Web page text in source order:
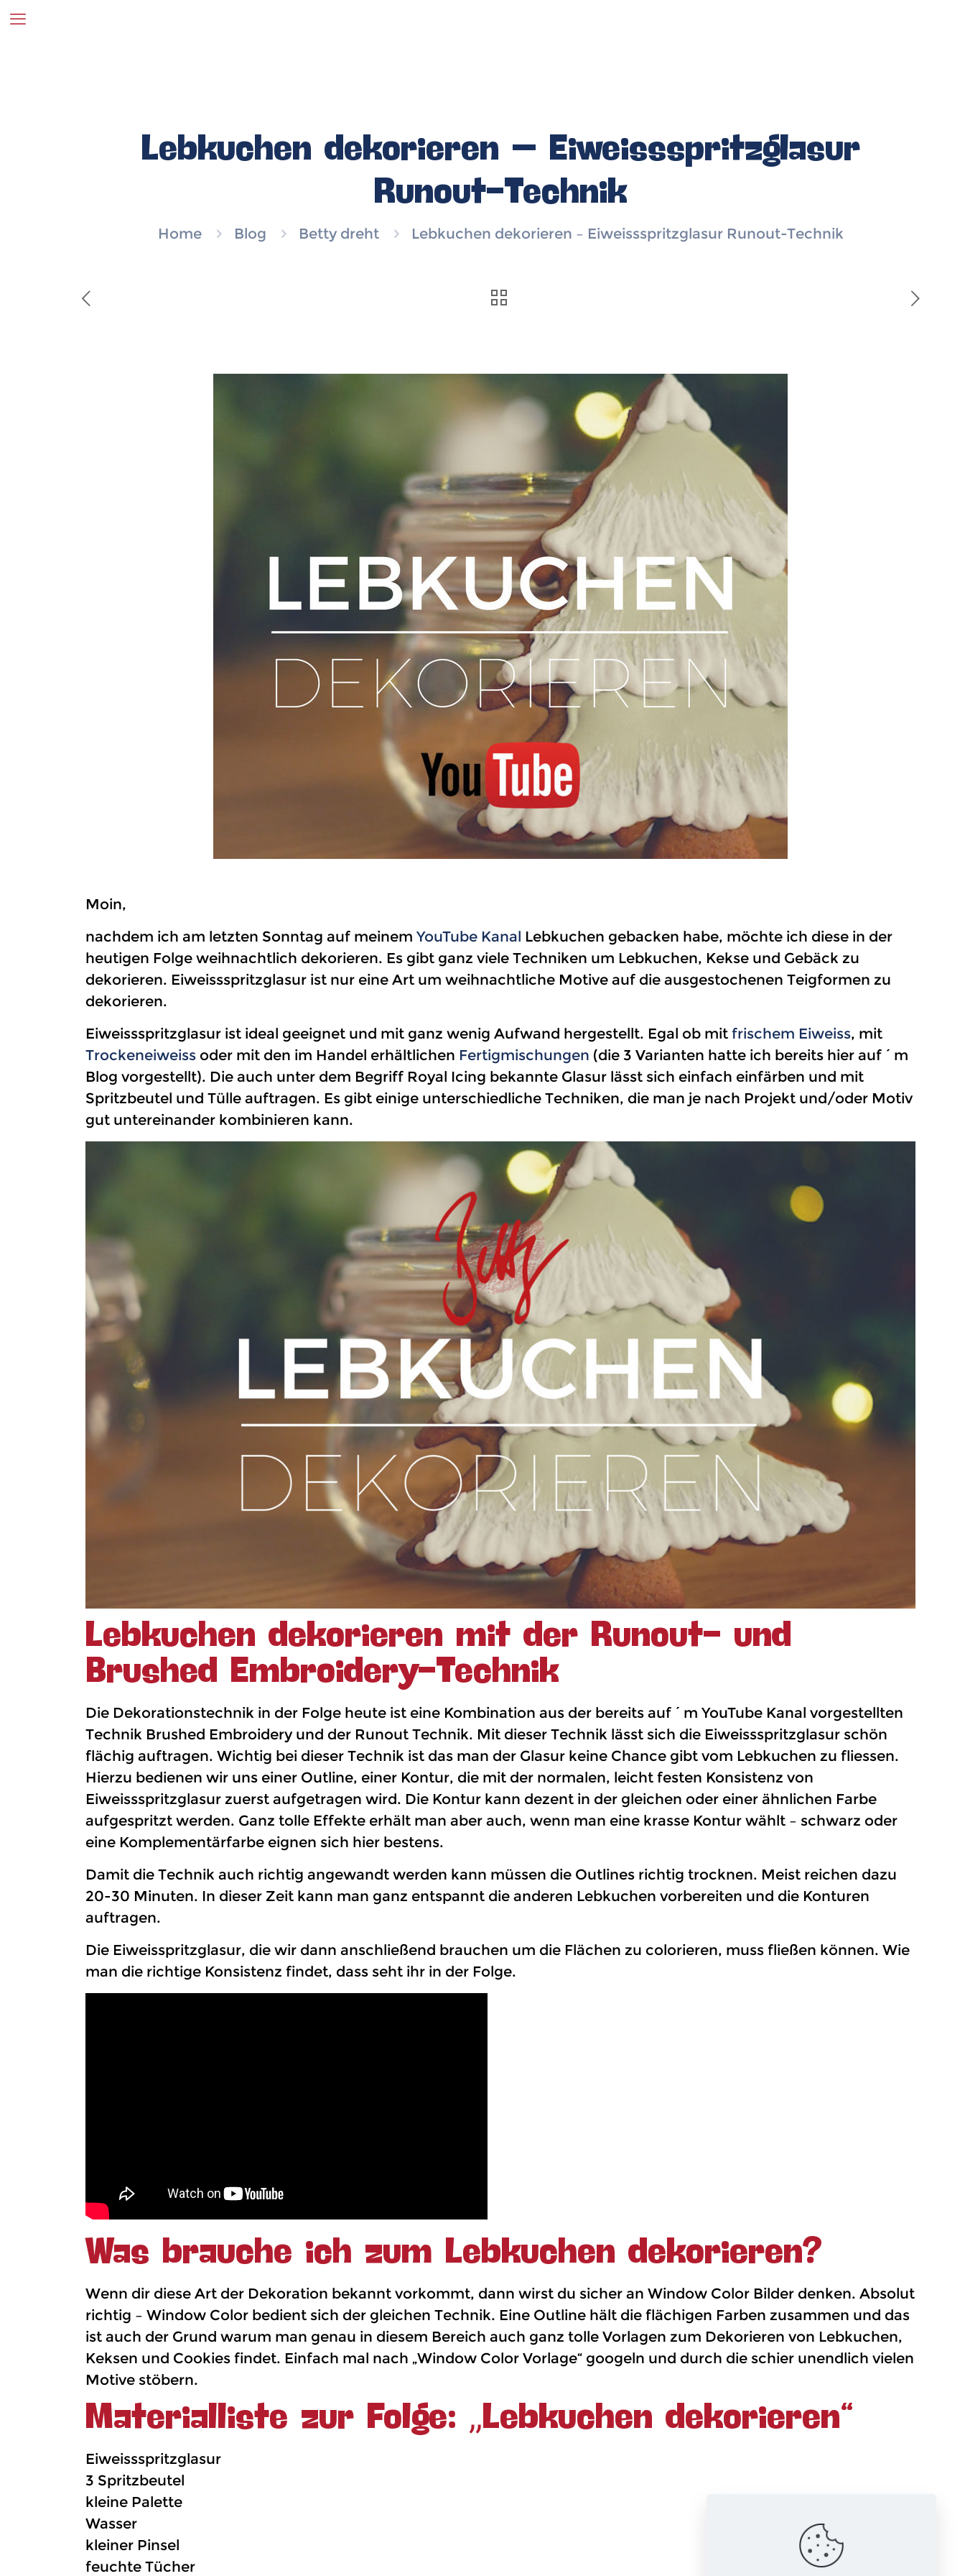
Lebkuchen dekorieren – Eiweissspritzglasur
Runout-Technik
Home Blog Betty dreht Lebkuchen dekorieren – Eiweissspritzglasur Runout-Technik
Moin,
nachdem ich am letzten Sonntag auf meinem YouTube Kanal Lebkuchen gebacken habe, möchte ich diese in der
heutigen Folge weihnachtlich dekorieren. Es gibt ganz viele Techniken um Lebkuchen, Kekse und Gebäck zu
dekorieren. Eiweissspritzglasur ist nur eine Art um weihnachtliche Motive auf die ausgestochenen Teigformen zu
dekorieren.
Eiweissspritzglasur ist ideal geeignet und mit ganz wenig Aufwand hergestellt. Egal ob mit frischem Eiweiss, mit
Trockeneiweissoder mit den im Handel erhältlichen Fertigmischungen (die 3 Varianten hatte ich bereits hier auf´m
Blog vorgestellt). Die auch unter dem Begriff Royal Icing bekannte Glasur lässt sich einfach einfärben und mit
Spritzbeutel und Tülle auftragen. Es gibt einige unterschiedliche Techniken, die man je nach Projekt und/oder Motiv
gut untereinander kombinieren kann.
Lebkuchen dekorieren mit der Runout- und
Brushed Embroidery-Technik
Die Dekorationstechnik in der Folge heute ist eine Kombination aus der bereits auf´m YouTube Kanal vorgestellten
Technik Brushed Embroidery und der Runout Technik. Mit dieser Technik lässt sich die Eiweissspritzglasur schön
flächig auftragen. Wichtig bei dieser Technik ist das man der Glasur keine Chance gibt vom Lebkuchen zu fliessen.
Hierzu bedienen wir uns einer Outline, einer Kontur, die mit der normalen, leicht festen Konsistenz von
Eiweissspritzglasur zuerst aufgetragen wird. Die Kontur kann dezent in der gleichen oder einer ähnlichen Farbe
aufgespritzt werden. Ganz tolle Effekte erhält man aber auch, wenn man eine krasse Kontur wählt – schwarz oder
eine Komplementärfarbe eignen sich hier bestens.
Damit die Technik auch richtig angewandt werden kann müssen die Outlines richtig trocknen. Meist reichen dazu
20-30 Minuten. In dieser Zeit kann man ganz entspannt die anderen Lebkuchen vorbereiten und die Konturen
auftragen.
Die Eiweisspritzglasur, die wir dann anschließend brauchen um die Flächen zu colorieren, muss fließen können. Wie
man die richtige Konsistenz findet, dass seht ihr in der Folge.
Was brauche ich zum Lebkuchen dekorieren?
Wenn dir diese Art der Dekoration bekannt vorkommt, dann wirst du sicher an Window Color Bilder denken. Absolut
richtig – Window Color bedient sich der gleichen Technik. Eine Outline hält die flächigen Farben zusammen und das
ist auch der Grund warum man genau in diesem Bereich auch ganz tolle Vorlagen zum Dekorieren von Lebkuchen,
Keksen und Cookies findet. Einfach mal nach „Window Color Vorlage“ googeln und durch die schier unendlich vielen
Motive stöbern.
Materialliste zur Folge: „Lebkuchen dekorieren“
Eiweissspritzglasur
3 Spritzbeutel
kleine Palette
Wasser
kleiner Pinsel
feuchte Tücher